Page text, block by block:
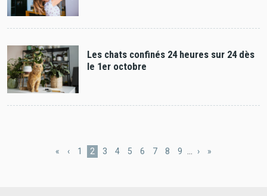
Les chats confinés 24 heures sur 24 dès
le 1er octobre
Première
«
Page
‹ Page
1
Page
2 Page
3 Page
4 Page
5 Page
6 Page
7 Page
8 Page
9 …
Page
›
Dernière
»